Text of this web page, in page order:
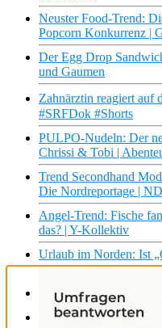
Neuster Food-Trend:
Popcorn Konkurrenz |
Der Egg Drop
und Gaumen
Zahnärztin reagiert auf
#SRFDok #Shorts
PULPO-Nudeln: Der
Chrissi & Tobi |
Trend Secondhand
Die Nordreportage |
Angel-Trend: Fische
das? | Y-Kollektiv
Urlaub im Norden: Ist
Weltspiegel
Trend sorgt für Verbot
Top 10: Streetfood